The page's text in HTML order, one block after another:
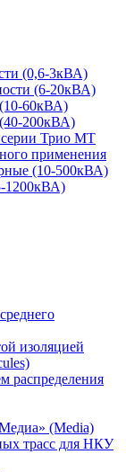
(0,6-3кВА)
(6-20кВА)
60кВА)
200кВА)
Трио МТ
применения
(10-500кВА)
1200кВА)
изоляцией
распределения
(Media)
трасс для НКУ